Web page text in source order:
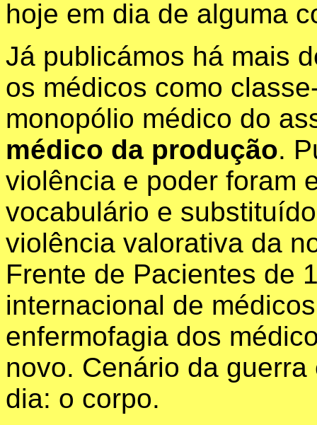
hoje em dia de alguma
Já publicámos há mais
os médicos como
monopólio médico do
médico da produção.
violência e poder foram
vocabulário e
violência valorativa da
Frente de Pacientes de
internacional de
enfermofagia dos
novo. Cenário da
dia: o corpo.